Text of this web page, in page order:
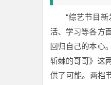
“综艺节目
活、学习等各方
回归自己的本心
斩棘的哥哥》这
供了可能。两档